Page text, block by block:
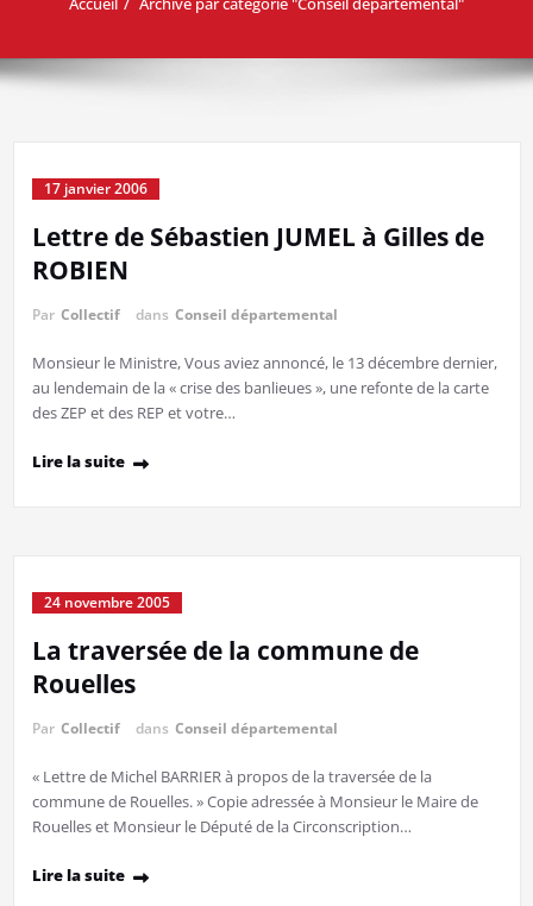
17 janvier 2006
Lettre de Sébastien JUMEL à Gilles de
ROBIEN
Par Collectif dans Conseil départemental
Monsieur le Ministre, Vous aviez annoncé, le 13 décembre dernier,
au lendemain de la « crise des banlieues », une refonte de la carte
des ZEP et des REP et votre…
Lire la suite
24 novembre 2005
La traversée de la commune de
Rouelles
Par Collectif dans Conseil départemental
« Lettre de Michel BARRIER à propos de la traversée de la
commune de Rouelles. » Copie adressée à Monsieur le Maire de
Rouelles et Monsieur le Député de la Circonscription…
Lire la suite